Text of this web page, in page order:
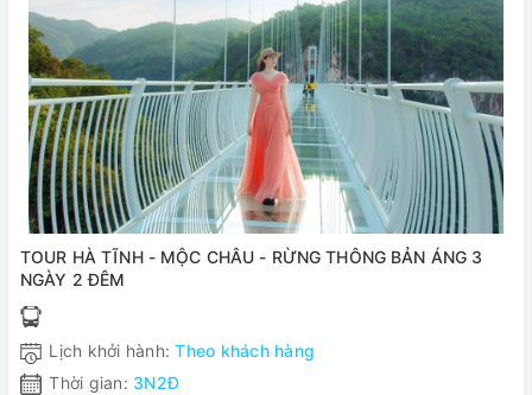
TOUR HÀ TĨNH - MỘC CHÂU - RỪNG THÔNG BẢN ÁNG 3
NGÀY 2 ĐÊM
Lịch khởi hành:Theo khách hàng
Thời gian: 3N2Đ